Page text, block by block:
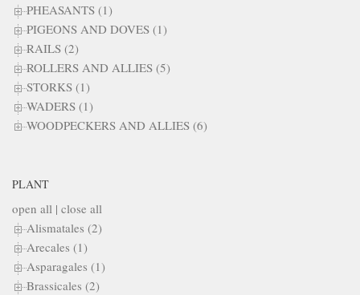
PHEASANTS (1)
PIGEONS AND DOVES (1)
RAILS (2)
ROLLERS AND ALLIES (5)
STORKS (1)
WADERS (1)
WOODPECKERS AND ALLIES (6)
PLANT
open all | close all
Alismatales (2)
Arecales (1)
Asparagales (1)
Brassicales (2)